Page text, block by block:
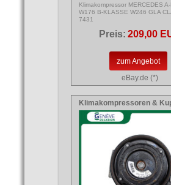
Klimakompressor MERCEDES
W176 B-KLASSE W246 GLA
7431
Preis: 209,00
zum Angebot
eBay.de (*)
Klimakompressoren &